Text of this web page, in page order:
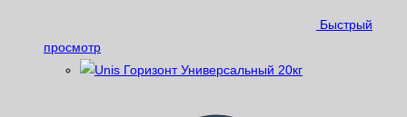
Быстрый
просмотр